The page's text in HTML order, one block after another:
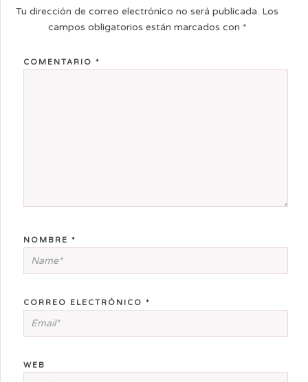
Tu dirección de correo electrónico no será publicada. Los
campos obligatorios están marcados con *
COMENTARIO *
NOMBRE *
CORREO ELECTRÓNICO *
WEB